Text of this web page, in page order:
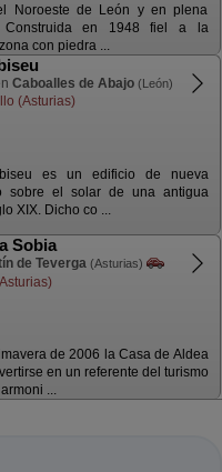
Noroeste de León y en plena
Construida en 1948 fiel a la
con piedra ...
Caboalles de Abajo (León)
(Asturias)
es un edificio de nueva
sobre el solar de una antigua
XIX. Dicho co ...
Sobia
de Teverga (Asturias)
de 2006 la Casa de Aldea
en un referente del turismo
...